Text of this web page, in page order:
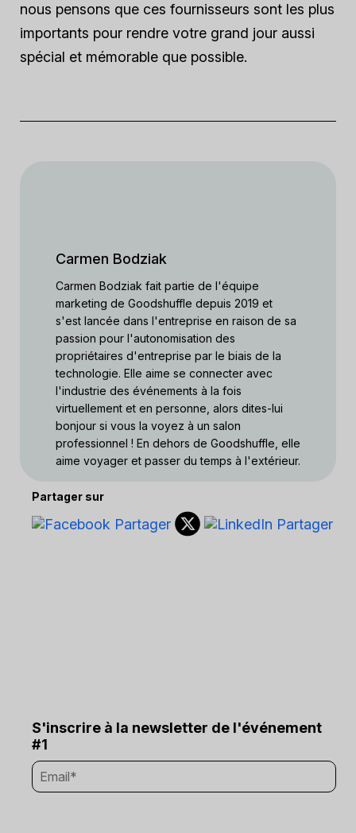
nous pensons que ces fournisseurs sont les plus
importants pour rendre votre grand jour aussi
spécial et mémorable que possible.
Carmen Bodziak
Carmen Bodziak fait partie de l'équipe
marketing de Goodshuffle depuis 2019 et
s'est lancée dans l'entreprise en raison de sa
passion pour l'autonomisation des
propriétaires d'entreprise par le biais de la
technologie. Elle aime se connecter avec
l'industrie des événements à la fois
virtuellement et en personne, alors dites-lui
bonjour si vous la voyez à un salon
professionnel ! En dehors de Goodshuffle, elle
aime voyager et passer du temps à l'extérieur.
Partager sur
S'inscrire à la newsletter de l'événement
#1